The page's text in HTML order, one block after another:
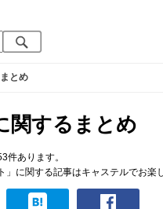
とめ
関するまとめ
件あります。
に関する記事はキャステルでお楽